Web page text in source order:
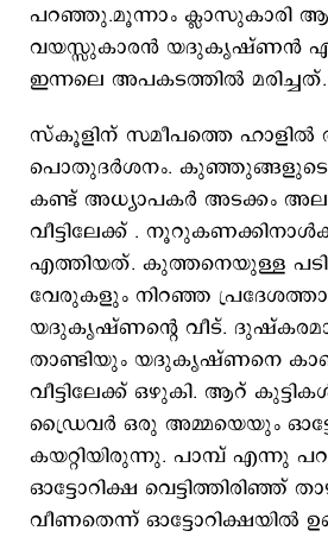
പറഞ്ഞു.മൂന്നാം ക്ലാസുകാരി
വയസ്സുകാരൻ യദുകൃഷ്ണൻ
ഇന്നലെ അപകടത്തിൽ മരിച്ചത്.
സ്കൂളിന് സമീപത്തെ ഹാളിൽ
പൊതുദർശനം. കുഞ്ഞുങ്ങളുടെ
കണ്ട് അധ്യാപകർ അടക്കം
വീട്ടിലേക്ക് .
എത്തിയത്. കുത്തനെയുള്ള
വേരുകളും നിറഞ്ഞ
യദുകൃഷ്ണന്റെ വീട്.
താണ്ടിയും യദുകൃഷ്ണനെ
വീട്ടിലേക്ക് ഒഴുകി. ആറ്
ഡ്രൈവർ ഒരു അമ്മയെയും
കയറ്റിയിരുന്നു. പാമ്പ് എന്നു
ഓട്ടോറിക്ഷ വെട്ടിത്തിരിഞ്ഞ്
വീണതെന്ന് ഓട്ടോറിക്ഷയിൽ